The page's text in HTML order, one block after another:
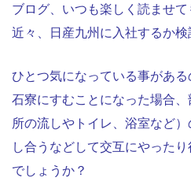
ブログ、いつも楽しく読ませて
近々、日産九州に入社するか検
ひとつ気になっている事があ
石寮にすむことになった場合
所の流しやトイレ、浴室など
し合うなどして交互にやった
でしょうか？